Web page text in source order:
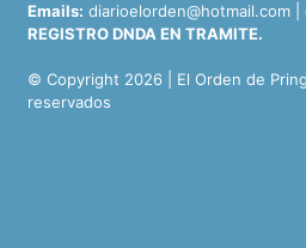
Emails: diarioelorden@hotmail.com
REGISTRO DNDA EN TRAMITE.
© Copyright 2026 | El Orden de
reservados